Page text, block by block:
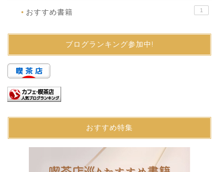
● おすすめ書籍 1
ブログランキング参加中!
おすすめ特集